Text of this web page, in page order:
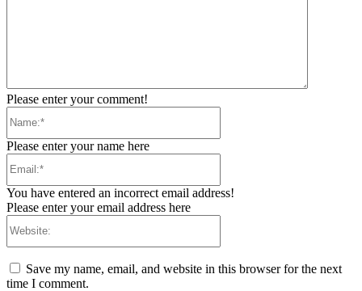
Please enter your comment!
Please enter your name here
You have entered an incorrect email address!
Please enter your email address here
Save my name, email, and website in this browser for the next
time I comment.